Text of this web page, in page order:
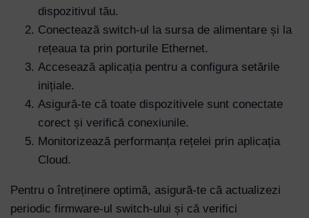
dispozitivul tău.
Conectează switch-ul la sursa de alimentare și la
rețeaua ta prin porturile Ethernet.
Accesează aplicația pentru a configura setările
inițiale.
Asigură-te că toate dispozitivele sunt conectate
corect și verifică conexiunile.
Monitorizează performanța rețelei prin aplicația
Cloud.
Pentru o întreținere optimă, asigură-te că actualizezi
periodic firmware-ul switch-ului și că verifici
Remember Me